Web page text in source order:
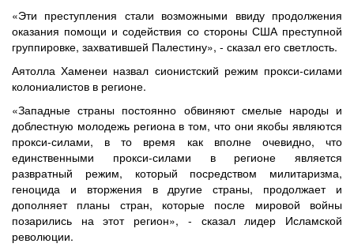
«Эти преступления стали возможными ввиду продолжения
оказания помощи и содействия со стороны США преступной
группировке, захватившей Палестину», - сказал его светлость.
Аятолла Хаменеи назвал сионистский режим прокси-силами
колониалистов в регионе.
«Западные страны постоянно обвиняют смелые народы и
доблестную молодежь региона в том, что они якобы являются
прокси-силами, в то время как вполне очевидно, что
единственными прокси-силами в регионе является
развратный режим, который посредством милитаризма,
геноцида и вторжения в другие страны, продолжает и
дополняет планы стран, которые после мировой войны
позарились на этот регион», - сказал лидер Исламской
революции.